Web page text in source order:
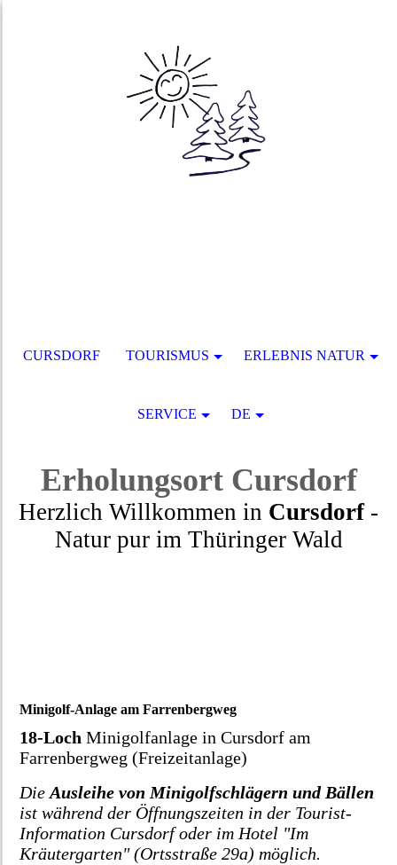
ErholungsortCursdorf
Herzlich Willkommen in Cursdorf-
Natur purim Thüringer Wald
Minigolf-Anlage am Farrenbergweg
18-Loch Minigolfanlage in Cursdorf am
Farrenbergweg (Freizeitanlage)
DieAusleihe von Minigolfschlägern und Bällen
ist während der Öffnungszeiten in der Tourist-
Information Cursdorf oder im Hotel "Im
Kräutergarten" (Ortsstraße 29a) möglich.
CURSDORF TOURISMUS ERLEBNIS NATUR
SERVICE DE